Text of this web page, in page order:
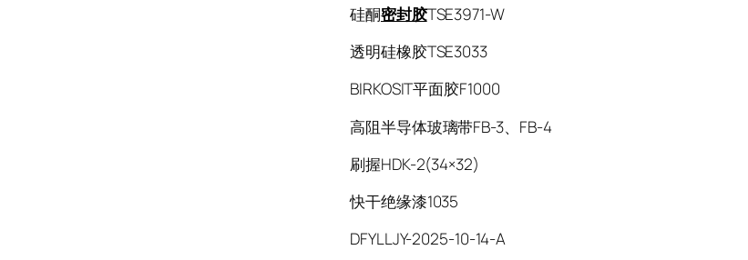
硅酮密封胶TSE3971-W
透明硅橡胶TSE3033
BIRKOSIT平面胶F1000
高阻半导体玻璃带FB-3、FB-4
刷握HDK-2(34×32)
快干绝缘漆1035
DFYLLJY-2025-10-14-A